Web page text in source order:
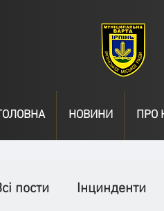
НОВИНИ ПРО
пости Інцинденти